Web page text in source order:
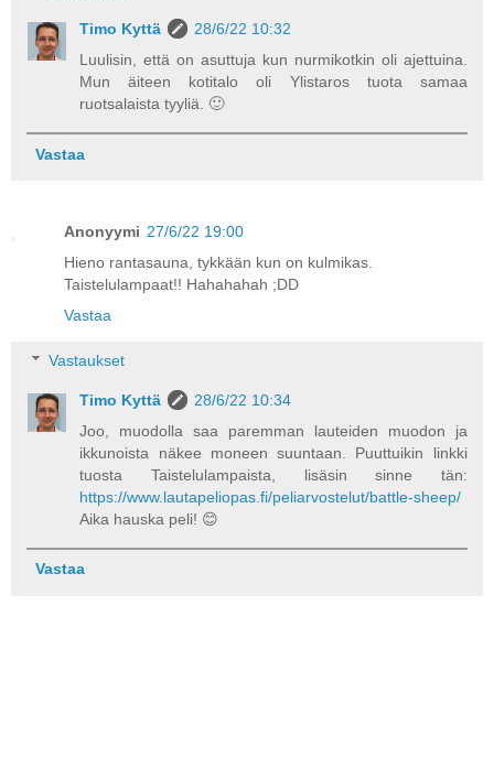
Timo Kyttä
28/6/22 10:32
Luulisin, että on asuttuja kun nurmikotkin oli ajettuina.
Mun äiteen kotitalo oli Ylistaros tuota samaa
ruotsalaista tyyliä. 🙂
Vastaa
Anonyymi 27/6/22 19:00
Hieno rantasauna, tykkään kun on kulmikas.
Taistelulampaat!! Hahahahah ;DD
Vastaa
Vastaukset
Timo Kyttä
28/6/22 10:34
Joo, muodolla saa paremman lauteiden muodon ja
ikkunoista näkee moneen suuntaan. Puuttuikin linkki
tuosta Taistelulampaista, lisäsin sinne tän:
https://www.lautapeliopas.fi/peliarvostelut/battle-sheep/
Aika hauska peli! 😊
Vastaa